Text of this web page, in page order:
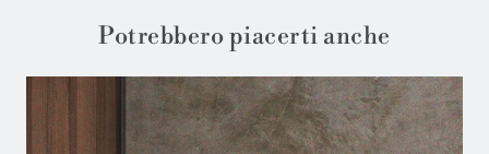
Potrebbero piacerti anche